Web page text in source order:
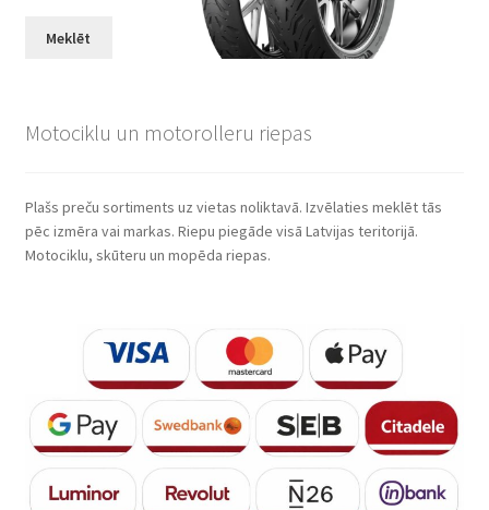
Meklēt
Motociklu un motorolleru riepas
Plašs preču sortiments uz vietas noliktavā. Izvēlaties meklēt tās
pēc izmēra vai markas. Riepu piegāde visā Latvijas teritorijā.
Motociklu, skūteru un mopēda riepas.